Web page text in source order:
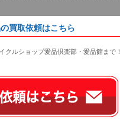
買取依頼はこちら
クルショップ愛品倶楽部・愛品館まで！